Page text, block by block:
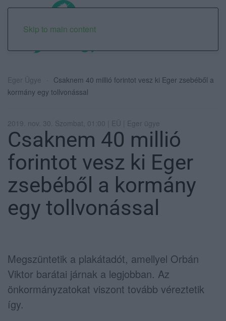
Skip to main content
Eger Ügye
Csaknem 40 millió forintot vesz ki Eger zsebéből a
kormány egy tollvonással
2019. nov. 30. Szombat, 01:00 | EÜ | Eger ügye
Csaknem 40 millió
forintot vesz ki Eger
zsebéből a kormány
egy tollvonással
Megszüntetik a plakátadót, amellyel Orbán
Viktor barátai járnak a legjobban. Az
önkormányzatokat viszont tovább véreztetik
így.